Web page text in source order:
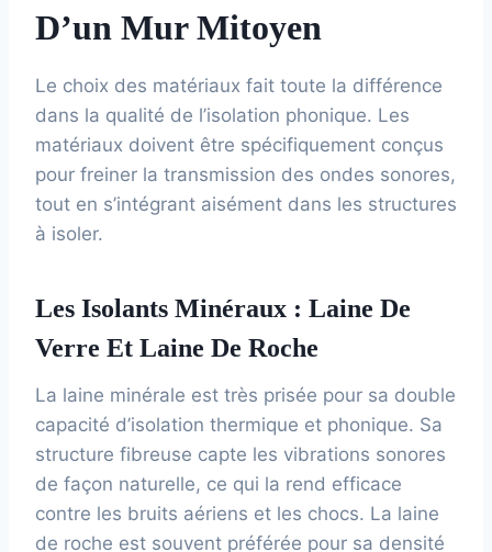
D’un Mur Mitoyen
Le choix des matériaux fait toute la différence
dans la qualité de l’isolation phonique. Les
matériaux doivent être spécifiquement conçus
pour freiner la transmission des ondes sonores,
tout en s’intégrant aisément dans les structures
à isoler.
Les Isolants Minéraux : Laine De
Verre Et Laine De Roche
La laine minérale est très prisée pour sa double
capacité d’isolation thermique et phonique. Sa
structure fibreuse capte les vibrations sonores
de façon naturelle, ce qui la rend efficace
contre les bruits aériens et les chocs. La laine
de roche est souvent préférée pour sa densité